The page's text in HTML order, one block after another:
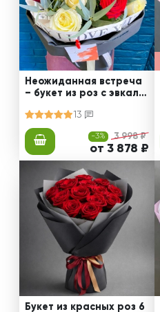
Неожиданная встреча
– букет из роз с эвкали
13
-3% 3 998 ₽
от 3 878 ₽
Букет из красных роз 6